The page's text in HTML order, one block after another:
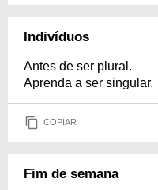
Indivíduos
Antes de ser plural.
Aprenda a ser singular.
COPIAR
Fim de semana